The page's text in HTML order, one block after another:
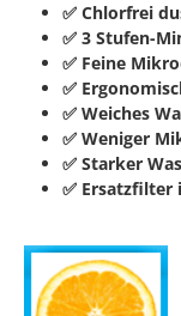
✅ Chlorfrei
✅ 3 Stufen-
✅ Feine
✅
✅ Weiches
✅ Weniger
✅ Starker
✅ Ersatzfilter